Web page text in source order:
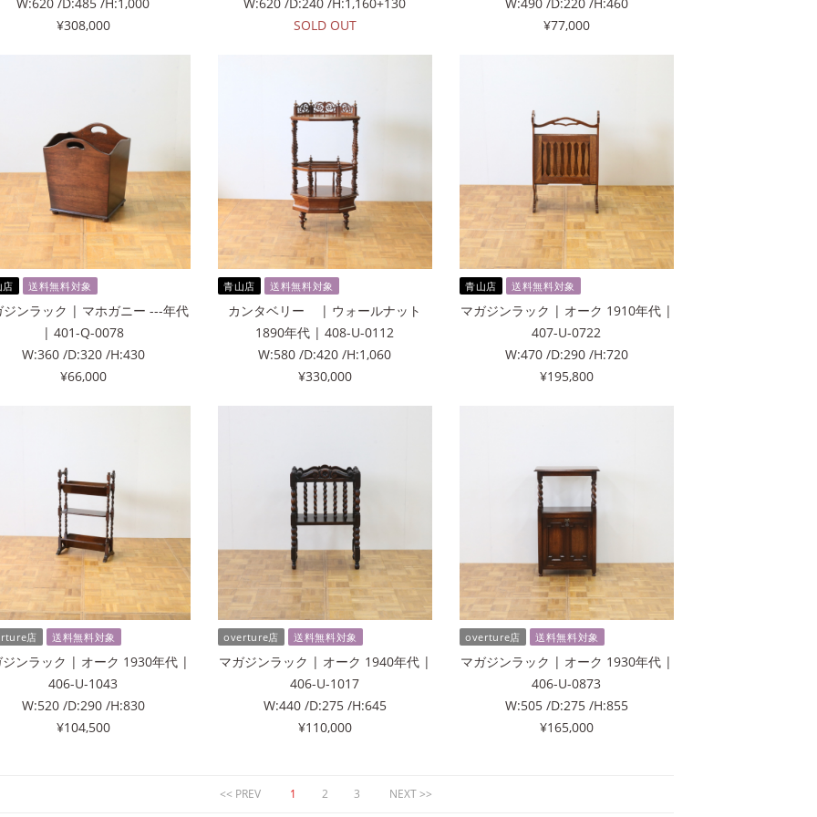
W:620 /D:485 /H:1,000
¥308,000
W:620 /D:240 /H:1,160+130
SOLD OUT
W:490 /D:220 /H:460
¥77,000
店 送料無料対象
ジンラック | マホガニー ---年代
| 401-Q-0078
W:360 /D:320 /H:430
¥66,000
青山店 送料無料対象
カンタベリー | ウォールナット
1890年代 | 408-U-0112
W:580 /D:420 /H:1,060
¥330,000
青山店 送料無料対象
マガジンラック | オーク 1910年代 |
407-U-0722
W:470 /D:290 /H:720
¥195,800
店 送料無料対象
ジンラック | オーク 1930年代 |
406-U-1043
W:520 /D:290 /H:830
¥104,500
overture店 送料無料対象
マガジンラック | オーク 1940年代 |
406-U-1017
W:440 /D:275 /H:645
¥110,000
overture店 送料無料対象
マガジンラック | オーク 1930年代 |
406-U-0873
W:505 /D:275 /H:855
¥165,000
<< PREV 1 2 3 NEXT >>